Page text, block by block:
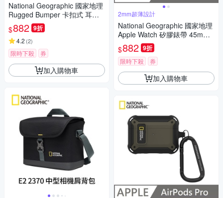
National Geographic 國家地理
Rugged Bumper 卡扣式 耳機
保護殼 適用 AirPods 4 - 灰色
$882 9折
4.2 (2)
限時下殺 券
加入購物車
2mm超薄設計
National Geographic 國家地理
Apple Watch 矽膠錶帶 45mm -
黑色
$882 9折
限時下殺 券
加入購物車